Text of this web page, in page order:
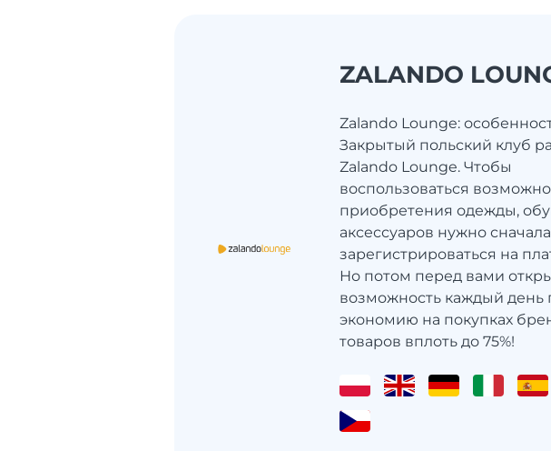
ZALANDO
Zalando Lounge:
Закрытый польский клуб
Zalando Lounge. Чтобы
воспользоваться
приобретения одежды,
аксессуаров нужно сначала
зарегистрироваться на
Но потом перед вами
возможность каждый день
экономию на покупках
товаров вплоть до 75%!